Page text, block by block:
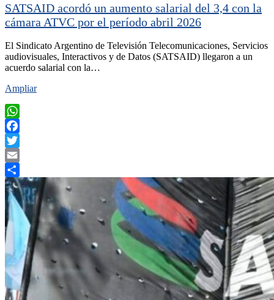
SATSAID acordó un aumento salarial del 3,4 con la
cámara ATVC por el período abril 2026
El Sindicato Argentino de Televisión Telecomunicaciones, Servicios
audiovisuales, Interactivos y de Datos (SATSAID) llegaron a un
acuerdo salarial con la…
Ampliar
WhatsApp
Facebook
Twitter
Email
Compartir